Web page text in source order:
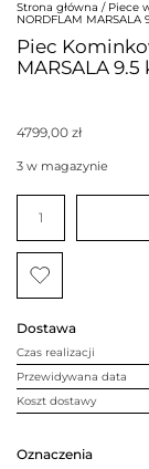
Strona główna / Piece
NORDFLAM MARSALA
Piec
MARSALA
Dostawa
Czas realizacji
Przewidywana data
Koszt dostawy
Oznaczenia
4799,00 zł
3 w magazynie
ilość
Piec
stalowo-
żeliwny
NORDFLAM
MARSALA
9.5
trzyszybowy